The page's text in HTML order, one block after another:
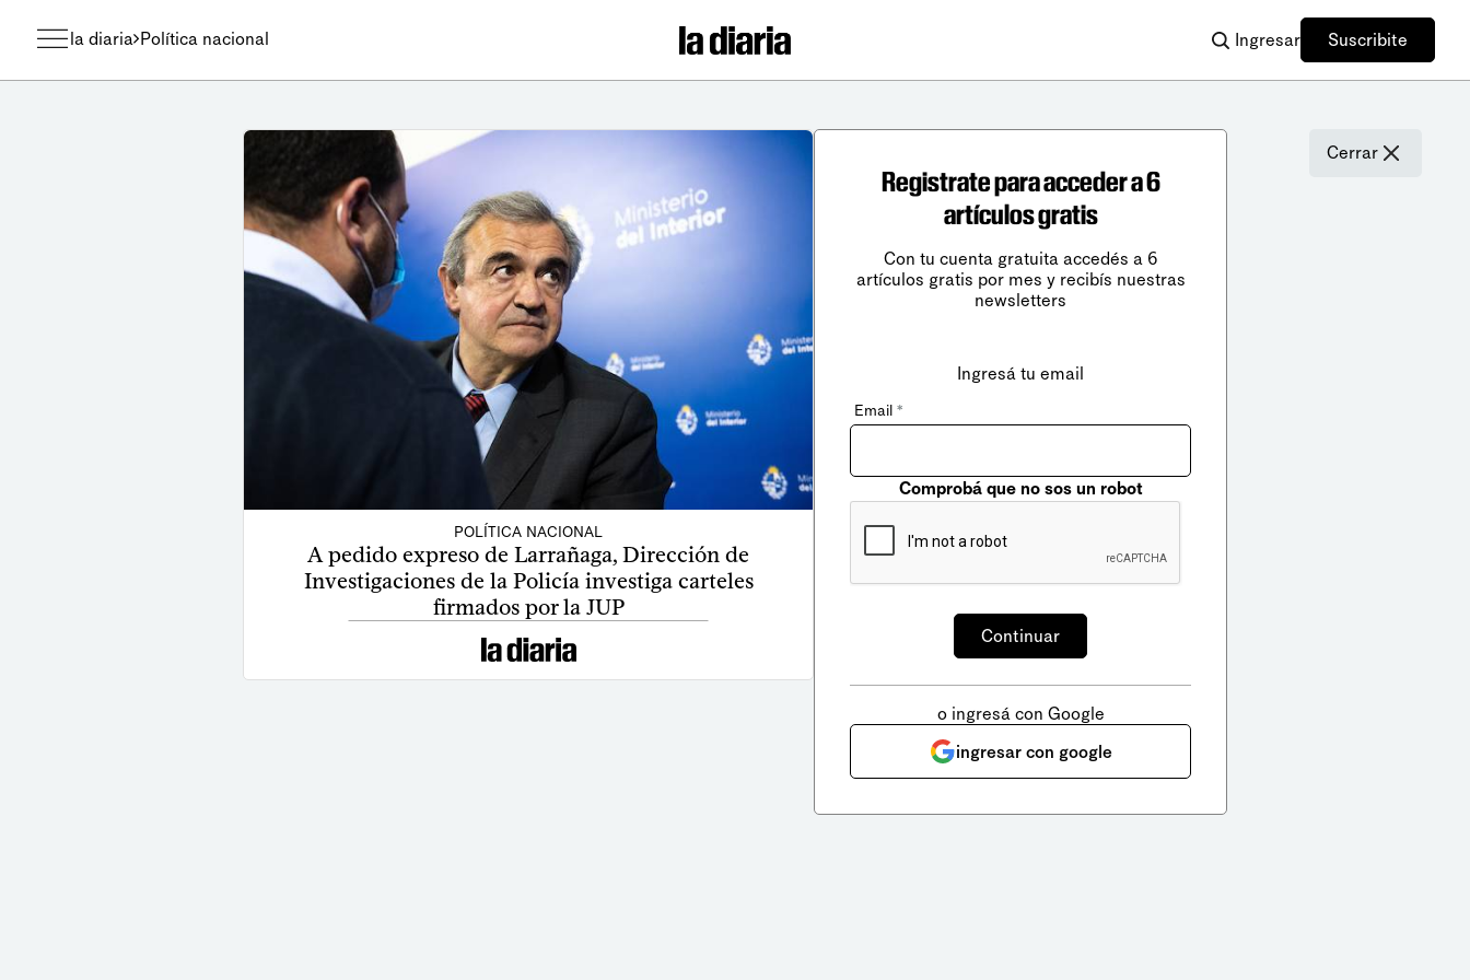
la diaria Política nacional Ingresar Suscribite
POLÍTICA NACIONAL
A pedido expreso de Larrañaga, Dirección de
Investigaciones de la Policía investiga carteles
firmados por la JUP
Cerrar
Registrate para acceder a 6
artículos gratis
Con tu cuenta gratuita accedés a 6
artículos gratis por mes y recibís nuestras
newsletters
Ingresá tu email
Email *
Comprobá que no sos un robot
o ingresá con Google
ingresar con google